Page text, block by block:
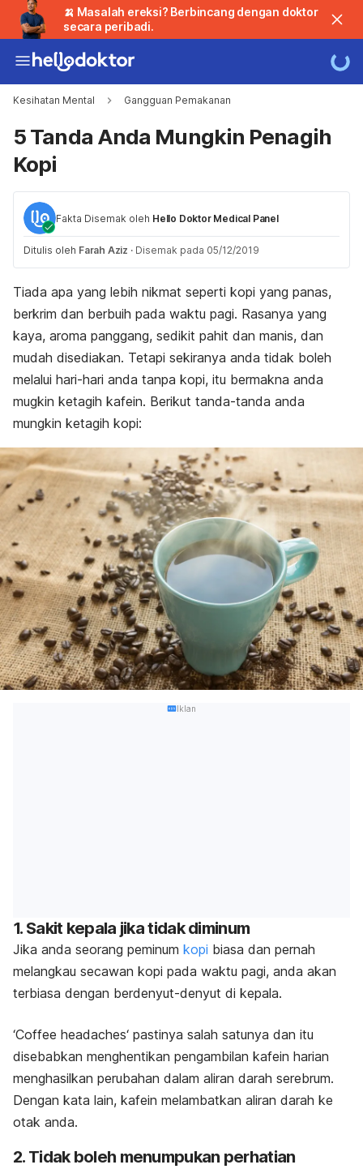
🍌 Masalah ereksi? Berbincang dengan doktor
secara peribadi.
Kesihatan Mental Gangguan Pemakanan
5 Tanda Anda Mungkin Penagih
Kopi
Fakta Disemak oleh Hello Doktor Medical Panel
Ditulis oleh Farah Aziz · Disemak pada 05/12/2019
Tiada apa yang lebih nikmat seperti kopi yang panas,
berkrim dan berbuih pada waktu pagi. Rasanya yang
kaya, aroma panggang, sedikit pahit dan manis, dan
mudah disediakan. Tetapi sekiranya anda tidak boleh
melalui hari-hari anda tanpa kopi, itu bermakna anda
mugkin ketagih kafein. Berikut tanda-tanda anda
mungkin ketagih kopi:
Iklan
1. Sakit kepala jika tidak diminum
Jika anda seorang peminum kopi biasa dan pernah
melangkau secawan kopi pada waktu pagi, anda akan
terbiasa dengan berdenyut-denyut di kepala.
‘Coffee headaches‘ pastinya salah satunya dan itu
disebabkan menghentikan pengambilan kafein harian
menghasilkan perubahan dalam aliran darah serebrum.
Dengan kata lain, kafein melambatkan aliran darah ke
otak anda.
2. Tidak boleh menumpukan perhatian